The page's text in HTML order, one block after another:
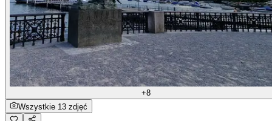
+8
Wszystkie 13 zdjęć